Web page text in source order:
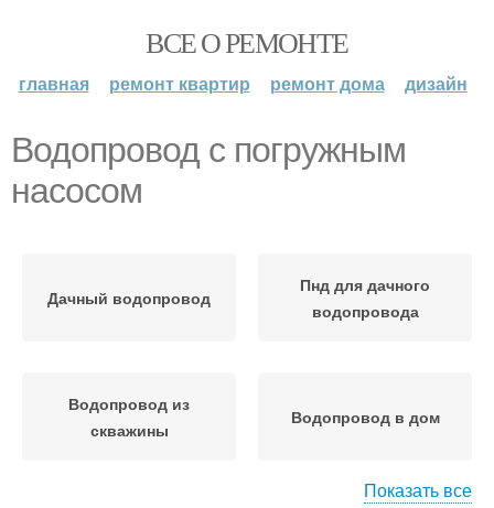
ВСЕ О РЕМОНТЕ
главная ремонт квартир ремонт дома дизайн
Водопровод с погружным
насосом
Дачный водопровод
Пнд для дачного
водопровода
Водопровод из
скважины
Водопровод в дом
Показать все